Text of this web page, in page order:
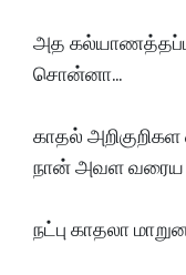
அத கல்யாணத்தப்ப
சொன்னா...
காதல்
நான் அவள
நட்பு காதலா